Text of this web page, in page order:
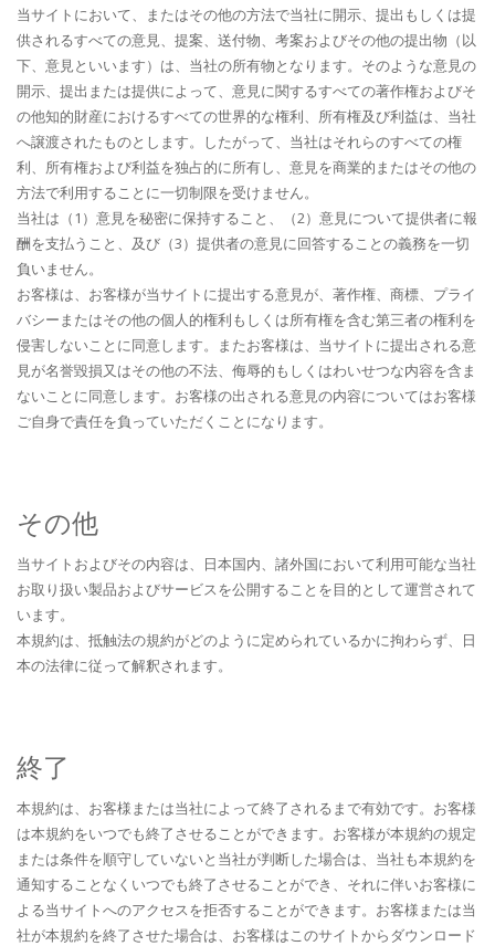
当サイトにおいて、またはその他の方法で当社に開示、提出もしくは提
供されるすべての意見、提案、送付物、考案およびその他の提出物（以
下、意見といいます）は、当社の所有物となります。そのような意見の
開示、提出または提供によって、意見に関するすべての著作権およびそ
の他知的財産におけるすべての世界的な権利、所有権及び利益は、当社
へ譲渡されたものとします。したがって、当社はそれらのすべての権
利、所有権および利益を独占的に所有し、意見を商業的またはその他の
方法で利用することに一切制限を受けません。
当社は（1）意見を秘密に保持すること、（2）意見について提供者に報
酬を支払うこと、及び（3）提供者の意見に回答することの義務を一切
負いません。
お客様は、お客様が当サイトに提出する意見が、著作権、商標、プライ
バシーまたはその他の個人的権利もしくは所有権を含む第三者の権利を
侵害しないことに同意します。またお客様は、当サイトに提出される意
見が名誉毀損又はその他の不法、侮辱的もしくはわいせつな内容を含ま
ないことに同意します。お客様の出される意見の内容についてはお客様
ご自身で責任を負っていただくことになります。
その他
当サイトおよびその内容は、日本国内、諸外国において利用可能な当社
お取り扱い製品およびサービスを公開することを目的として運営されて
います。
本規約は、抵触法の規約がどのように定められているかに拘わらず、日
本の法律に従って解釈されます。
終了
本規約は、お客様または当社によって終了されるまで有効です。お客様
は本規約をいつでも終了させることができます。お客様が本規約の規定
または条件を順守していないと当社が判断した場合は、当社も本規約を
通知することなくいつでも終了させることができ、それに伴いお客様に
よる当サイトへのアクセスを拒否することができます。お客様または当
社が本規約を終了させた場合は、お客様はこのサイトからダウンロード